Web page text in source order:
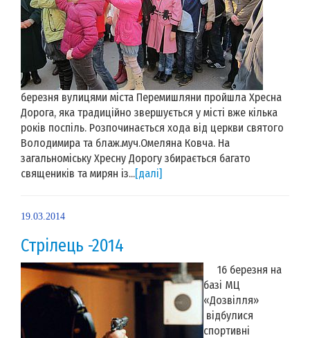
березня вулицями міста Перемишляни пройшла Хресна
Дорога, яка традиційно звершується у місті вже кілька
років поспіль. Розпочинається хода від церкви святого
Володимира та блаж.муч.Омеляна Ковча. На
загальноміську Хресну Дорогу збирається багато
священиків та мирян із...[далі]
19.03.2014
Стрілець -2014
16 березня на
базі МЦ
«Дозвілля»
відбулися
спортивні